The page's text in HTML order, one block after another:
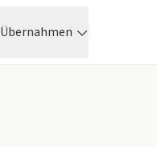
Übernahmen